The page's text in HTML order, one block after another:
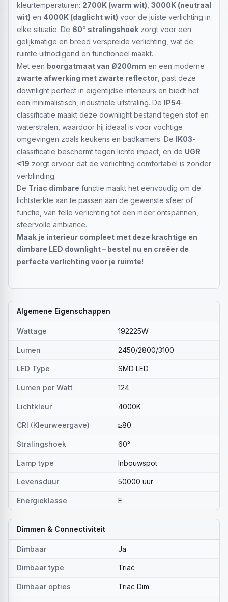
kleurtemperaturen: 2700K (warm wit) 3000K (neutraal
wit) en 4000K (daglicht wit) voor de juiste verlichting in
elke situatie. De 60° stralingshoek zorgt voor een
gelijkmatige en breed verspreide verlichting, wat de
ruimte uitnodigend en functioneel maakt.
Met een boorgatmaat van Ø200mm en een moderne
zwarte afwerking met zwarte reflector , past deze
downlight perfect in eigentijdse interieurs en biedt het
een minimalistisch, industriële uitstraling. De IP54-
classificatie maakt deze downlight bestand tegen stof en
waterstralen, waardoor hij ideaal is voor vochtige
omgevingen zoals keukens en badkamers. De IK03-
classificatie beschermt tegen lichte impact, en de UGR
<19 zorgt ervoor dat de verlichting comfortabel is zonder
verblinding.
De Triac dimbare functie maakt het eenvoudig om de
lichtsterkte aan te passen aan de gewenste sfeer of
functie, van felle verlichting tot een meer ontspannen,
sfeervolle ambiance.
Maak je interieur compleet met deze krachtige en
dimbare LED downlight – bestel nu en creëer de
perfecte verlichting voor je ruimte!
Algemene Eigenschappen
Wattage 192225W
Lumen 2450/2800/3100
LED Type SMD LED
Lumen per Watt 124
Lichtkleur 4000K
CRI (Kleurweergave) ≥80
Stralingshoek 60°
Lamp type Inbouwspot
Levensduur 50000 uur
Energieklasse E
Dimmen & Connectiviteit
Dimbaar Ja
Dimbaar type Triac
Dimbaar opties Triac Dim